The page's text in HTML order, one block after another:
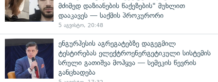
მძიმედ დაზიანების წაქეზების" მუხლით
დააკავეს — საქმის პროკურორი
5 აგვისტო, 20:48
ენგურჰესის აგრეგატებზე დაგეგმილ
ტესტირებას ელექტროენერგეტიკული სისტემის
სრული გათიშვა მოჰყვა — სემეკის წევრის
განცხადება